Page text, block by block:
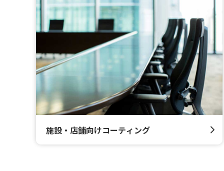
施設・店舗向けコーティング